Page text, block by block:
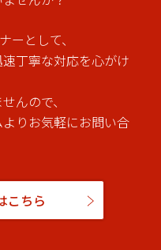
ーとして、
丁寧な対応を心がけ
んので、
りお気軽にお問い合
こちら